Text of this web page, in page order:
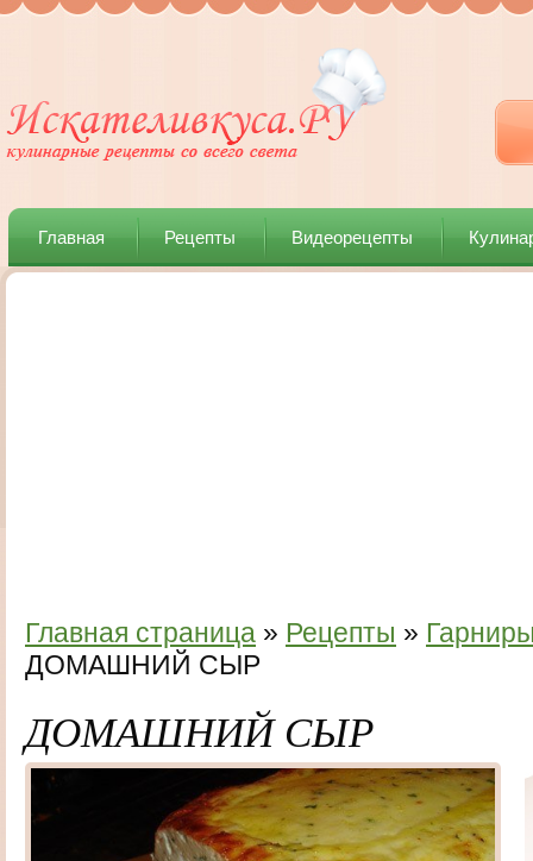
Главная Рецепты Видеорецепты
Главная страница » Рецепты »
ДОМАШНИЙ СЫР
ДОМАШНИЙ СЫР